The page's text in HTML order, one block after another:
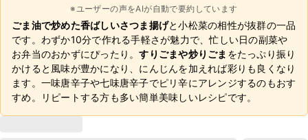
※ユーザーの声をAIが自動で要約しています
ごま油で炒めた香ばしいさつま揚げと小松菜の相性が抜群の一品
です。わずか10分で作れる手軽さが魅力で、忙しい日の副菜や
お弁当のおかずにぴったり。すりごまや炒りごま をたっぷり振り
かけると風味が豊かになり、にんじんを加えれば彩りも良くなり
ます。一味唐辛子や七味唐辛子でピリ辛にアレンジするのもおす
すめ。リピートする方も多い簡単美味しいレシピです。